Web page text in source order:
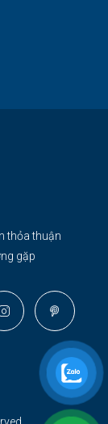
thỏa thuận
gặp